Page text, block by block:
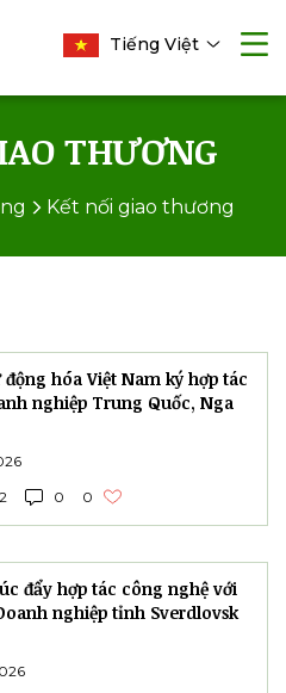
Tiếng Việt
THƯƠNG
Kết nối giao thương
hóa Việt Nam ký hợp tác
nghiệp Trung Quốc, Nga
0 0
đẩy hợp tác công nghệ với
nghiệp tỉnh Sverdlovsk